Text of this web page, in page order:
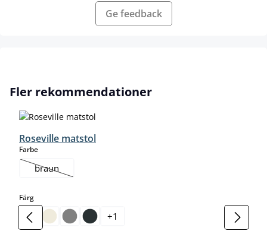
Ge feedback
Hoppa över produktgalleri
Fler rekommendationer
Roseville matstol
Farbeselect
braun
(Det här alternativet är för närvarande inte tillgängligt.)
Färgselect
+1